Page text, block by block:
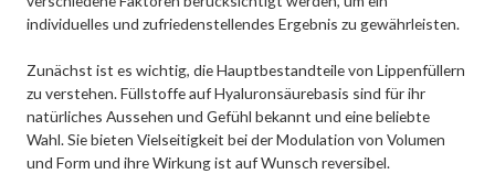
individuelles und zufriedenstellendes Ergebnis zu gewährleisten.
Zunächst ist es wichtig, die Hauptbestandteile von Lippenfüllern
zu verstehen. Füllstoffe auf Hyaluronsäurebasis sind für ihr
natürliches Aussehen und Gefühl bekannt und eine beliebte
Wahl. Sie bieten Vielseitigkeit bei der Modulation von Volumen
und Form und ihre Wirkung ist auf Wunsch reversibel.